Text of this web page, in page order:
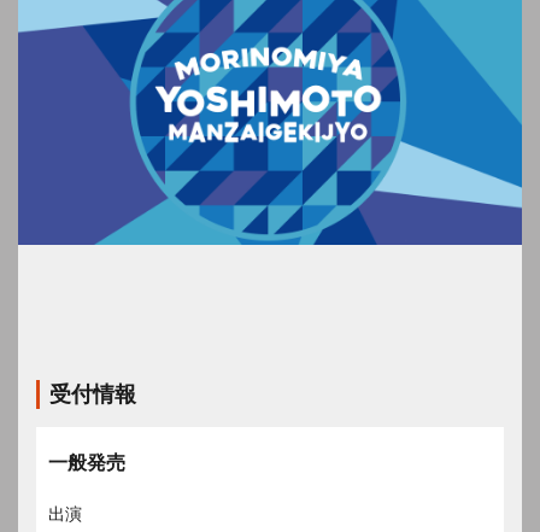
受付情報
一般発売
出演